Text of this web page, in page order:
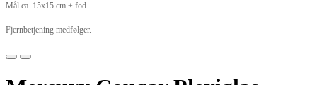
Mål ca. 15x15 cm + fod.
Fjernbetjening medfølger.